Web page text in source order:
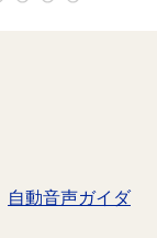
自動音声ガイダ